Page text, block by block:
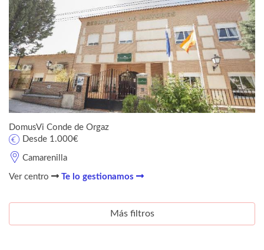
DomusVi Conde de Orgaz
Camarenilla
Desde 1.000€
Ver centro Te lo gestionamos
Más filtros